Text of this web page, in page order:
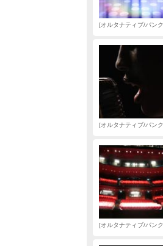
オルタナティブ/パンク
オルタナティブ/パンク
オルタナティブ/パンク